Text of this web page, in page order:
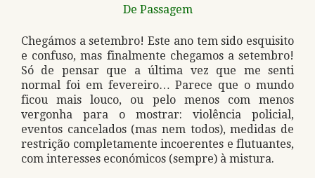
De Passagem
Chegámos a setembro! Este ano tem sido esquisito
e confuso, mas finalmente chegamos a setembro!
Só de pensar que a última vez que me senti
normal foi em fevereiro… Parece que o mundo
ficou mais louco, ou pelo menos com menos
vergonha para o mostrar: violência policial,
eventos cancelados (mas nem todos), medidas de
restrição completamente incoerentes e flutuantes,
com interesses económicos (sempre) à mistura.